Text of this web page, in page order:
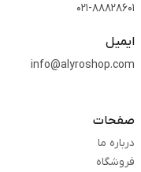
021-88828601
ایمیل
info@alyroshop.com
صفحات
درباره ما
فروشگاه